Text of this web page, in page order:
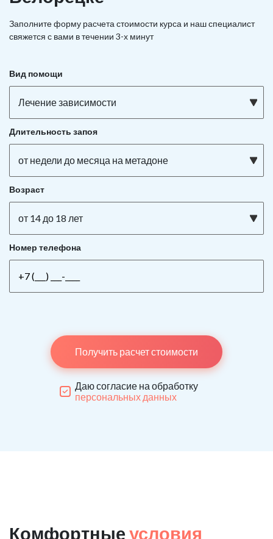
Заполните форму расчета стоимости курса и наш специалист
свяжется с вами в течении 3-х минут
Вид помощи
Лечение зависимости
Длительность запоя
от недели до месяца на метадоне
Возраст
от 14 до 18 лет
Номер телефона
Получить расчет стоимости
Даю согласие на обработку
персональных данных
Комфортные условия